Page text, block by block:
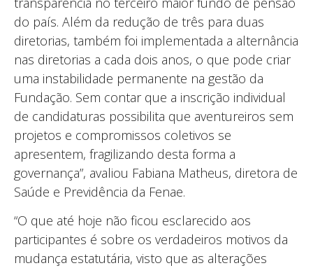
do país. Além da redução de três para duas
diretorias, também foi implementada a alternância
nas diretorias a cada dois anos, o que pode criar
uma instabilidade permanente na gestão da
Fundação. Sem contar que a inscrição individual
de candidaturas possibilita que aventureiros sem
projetos e compromissos coletivos se
apresentem, fragilizando desta forma a
governança”, avaliou Fabiana Matheus, diretora de
Saúde e Previdência da Fenae.
“O que até hoje não ficou esclarecido aos
participantes é sobre os verdadeiros motivos da
mudança estatutária, visto que as alterações